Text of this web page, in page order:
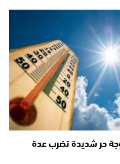
حر شديدة تضرب عدة